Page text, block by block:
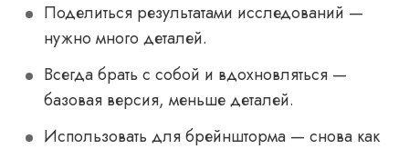
Поделиться результатами исследований —
нужно много деталей.
Всегда брать с собой и вдохновляться —
базовая версия, меньше деталей.
Использовать для брейншторма — снова как